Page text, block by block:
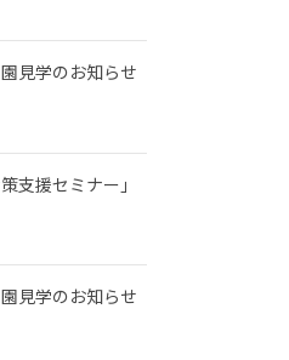
見学のお知らせ
支援セミナー」
見学のお知らせ